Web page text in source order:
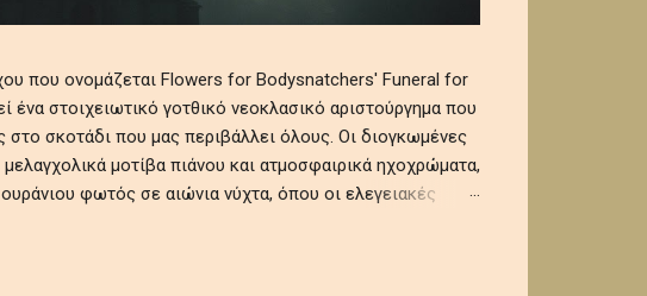
που ονομάζεται Flowers for Bodysnatchers' Funeral for
ένα στοιχειωτικό γοτθικό νεοκλασικό αριστούργημα που
σκοτάδι που μας περιβάλλει όλους. Οι διογκωμένες
μοτίβα πιάνου και ατμοσφαιρικά ηχοχρώματα,
φωτός σε αιώνια νύχτα, όπου οι ελεγειακές
βυθίζει τους ακροατές σε ένα κινηματογραφικό
προσωπικές και καθολικές σκιές σε μια